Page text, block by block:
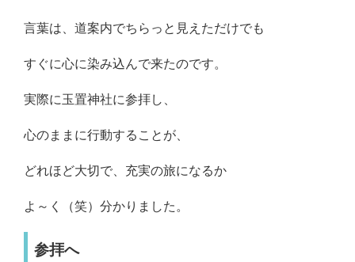
言葉は、道案内でちらっと見えただけでも
すぐに心に染み込んで来たのです。
実際に玉置神社に参拝し、
心のままに行動することが、
どれほど大切で、充実の旅になるか
よ～く（笑）分かりました。
参拝へ